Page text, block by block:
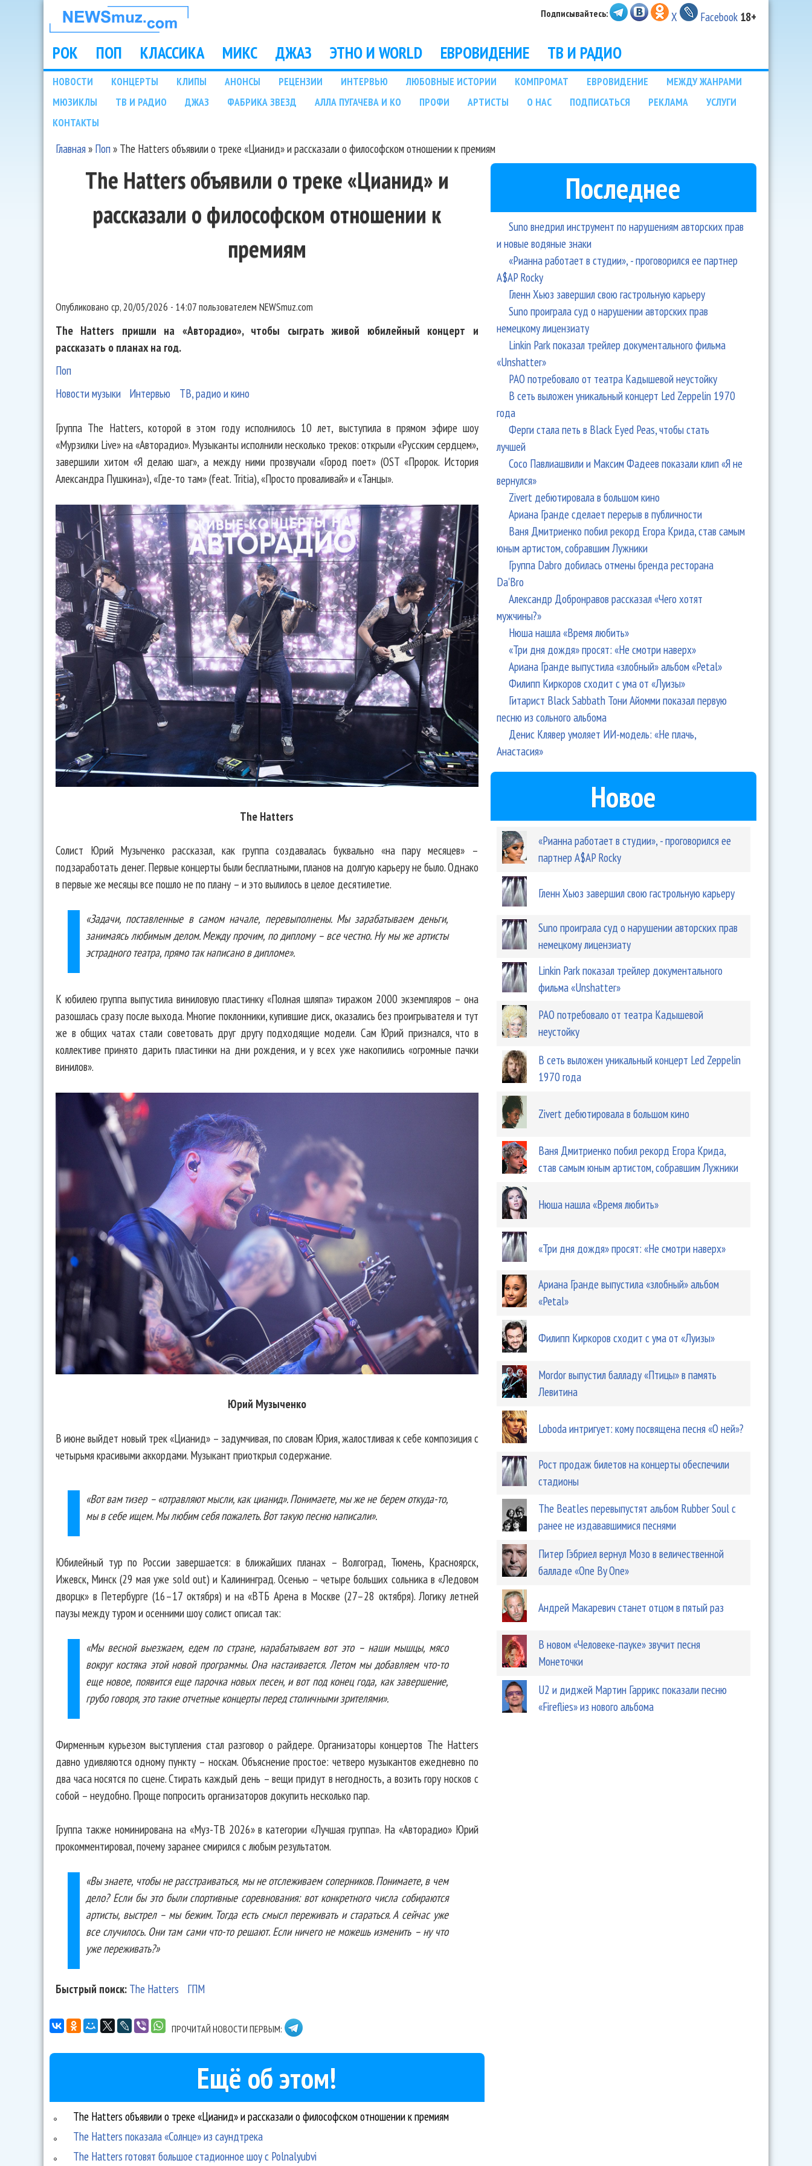
НОВОСТИ
МУЗЫКИ И
ШОУ БИЗНЕСА
NEWSMUZ.COM
Подписывайтесь: X Facebook 18+
Main menu
РОК ПОП КЛАССИКА МИКС ДЖАЗ ЭТНО И WORLD ЕВРОВИДЕНИЕ ТВ И РАДИО
Подразделы
НОВОСТИ КОНЦЕРТЫ КЛИПЫ АНОНСЫ РЕЦЕНЗИИ ИНТЕРВЬЮ ЛЮБОВНЫЕ ИСТОРИИ КОМПРОМАТ ЕВРОВИДЕНИЕ
МЕЖДУ ЖАНРАМИ
МЮЗИКЛЫ
ТВ И РАДИО ДЖАЗ ФАБРИКА ЗВЕЗД АЛЛА ПУГАЧЕВА И КО ПРОФИ АРТИСТЫ О НАС ПОДПИСАТЬСЯ РЕКЛАМА
УСЛУГИ
КОНТАКТЫ
Главная» Поп» The Hatters объявили о треке «Цианид» и рассказали о философском отношении к премиям
The Hatters объявили о треке «Цианид» и
рассказали о философском отношении к
премиям
Опубликовано ср, 20/05/2026 - 14:07пользователем NEWSmuz.com
The Hatters пришли на «Авторадио», чтобы сыграть живой юбилейный концерт и
рассказать о планах на год.
Поп
Новости музыки Интервью ТВ, радио и кино
Группа The Hatters, которой в этом году исполнилось 10 лет, выступила в прямом эфире шоу
«Мурзилки Live» на «Авторадио». Музыканты исполнили несколько треков: открыли «Русским сердцем»,
завершили хитом «Я делаю шаг», а между ними прозвучали «Город поет» (OST «Пророк. История
Александра Пушкина»), «Где-то там» (feat. Tritia), «Просто проваливай» и «Танцы».
The Hatters
Солист Юрий Музыченко рассказал, как группа создавалась буквально «на пару месяцев» –
подзаработать денег. Первые концерты были бесплатными, планов на долгую карьеру не было. Однако
в первые же месяцы все пошло не по плану – и это вылилось в целое десятилетие.
«Задачи, поставленные в самом начале, перевыполнены. Мы зарабатываем деньги,
занимаясь любимым делом. Между прочим, по диплому – все честно. Ну мы же артисты
эстрадного театра, прямо так написано в дипломе».
К юбилею группа выпустила виниловую пластинку «Полная шляпа» тиражом 2000 экземпляров – она
разошлась сразу после выхода. Многие поклонники, купившие диск, оказались без проигрывателя и тут
же в общих чатах стали советовать друг другу подходящие модели. Сам Юрий признался, что в
коллективе принято дарить пластинки на дни рождения, и у всех уже накопились «огромные пачки
винилов».
Юрий Музыченко
В июне выйдет новый трек «Цианид» – задумчивая, по словам Юрия, жалостливая к себе композиция с
четырьмя красивыми аккордами. Музыкант приоткрыл содержание.
«Вот вам тизер – «отравляют мысли, как цианид». Понимаете, мы же не берем откуда-то,
мы в себе ищем. Мы любим себя пожалеть. Вот такую песню написали».
Юбилейный тур по России завершается: в ближайших планах – Волгоград, Тюмень, Красноярск,
Ижевск, Минск (29 мая уже sold out) и Калининград. Осенью – четыре больших сольника в «Ледовом
дворцк» в Петербурге (16–17 октября) и на «ВТБ Арена в Москве (27–28 октября). Логику летней
паузы между туром и осенними шоу солист описал так:
«Мы весной выезжаем, едем по стране, нарабатываем вот это – наши мышцы, мясо
вокруг костяка этой новой программы. Она настаивается. Летом мы добавляем что-то
еще новое, появится еще парочка новых песен, и вот под конец года, как завершение,
грубо говоря, это такие отчетные концерты перед столичными зрителями».
Фирменным курьезом выступления стал разговор о райдере. Организаторы концертов The Hatters
давно удивляются одному пункту – носкам. Объяснение простое: четверо музыкантов ежедневно по
два часа носятся по сцене. Стирать каждый день – вещи придут в негодность, а возить гору носков с
собой – неудобно. Проще попросить организаторов докупить несколько пар.
Группа также номинирована на «Муз-ТВ 2026» в категории «Лучшая группа». На «Авторадио» Юрий
прокомментировал, почему заранее смирился с любым результатом.
«Вы знаете, чтобы не расстраиваться, мы не отслеживаем соперников. Понимаете, в чем
дело? Если бы это были спортивные соревнования: вот конкретного числа собираются
артисты, выстрел – мы бежим. Тогда есть смысл переживать и стараться. А сейчас уже
все случилось. Они там сами что-то решают. Если ничего не можешь изменить – ну что
уже переживать?»
Быстрый поиск: The Hatters ГПМ
ПРОЧИТАЙ НОВОСТИ ПЕРВЫМ:
Ещё об этом!
The Hatters объявили о треке «Цианид» и рассказали о философском отношении к премиям
The Hatters показала «Солнце» из саундтрека
The Hatters готовят большое стадионное шоу с Polnalyubvi
Последнее
Suno внедрил инструмент по нарушениям авторских прав
и новые водяные знаки
«Рианна работает в студии», - проговорился ее партнер
A$AP Rocky
Гленн Хьюз завершил свою гастрольную карьеру
Suno проиграла суд о нарушении авторских прав
немецкому лицензиату
Linkin Park показал трейлер документального фильма
«Unshatter»
РАО потребовало от театра Кадышевой неустойку
В сеть выложен уникальный концерт Led Zeppelin 1970
года
Ферги стала петь в Black Eyed Peas, чтобы стать
лучшей
Сосо Павлиашвили и Максим Фадеев показали клип «Я не
вернулся»
Zivert дебютировала в большом кино
Ариана Гранде сделает перерыв в публичности
Ваня Дмитриенко побил рекорд Егора Крида, став самым
юным артистом, собравшим Лужники
Группа Dabro добилась отмены бренда ресторана
Da'Bro
Александр Добронравов рассказал «Чего хотят
мужчины?»
Нюша нашла «Время любить»
«Три дня дождя» просят: «Не смотри наверх»
Ариана Гранде выпустила «злобный» альбом «Petal»
Филипп Киркоров сходит с ума от «Луизы»
Гитарист Black Sabbath Тони Айомми показал первую
песню из сольного альбома
Денис Клявер умоляет ИИ-модель: «Не плачь,
Анастасия»
Новое
«Рианна работает в студии», - проговорился ее
партнер A$AP Rocky
Гленн Хьюз завершил свою гастрольную карьеру
Suno проиграла суд о нарушении авторских прав
немецкому лицензиату
Linkin Park показал трейлер документального
фильма «Unshatter»
РАО потребовало от театра Кадышевой
неустойку
В сеть выложен уникальный концерт Led Zeppelin
1970 года
Zivert дебютировала в большом кино
Ваня Дмитриенко побил рекорд Егора Крида,
став самым юным артистом, собравшим Лужники
Нюша нашла «Время любить»
«Три дня дождя» просят: «Не смотри наверх»
Ариана Гранде выпустила «злобный» альбом
«Petal»
Филипп Киркоров сходит с ума от «Луизы»
Mordor выпустил балладу «Птицы» в память
Левитина
Loboda интригует: кому посвящена песня «О ней»?
Рост продаж билетов на концерты обеспечили
стадионы
The Beatles перевыпустят альбом Rubber Soul с
ранее не издававшимися песнями
Питер Гэбриел вернул Мозо в величественной
балладе «One By One»
Андрей Макаревич станет отцом в пятый раз
В новом «Человеке-пауке» звучит песня
Монеточки
U2 и диджей Мартин Гаррикс показали песню
«Fireflies» из нового альбома